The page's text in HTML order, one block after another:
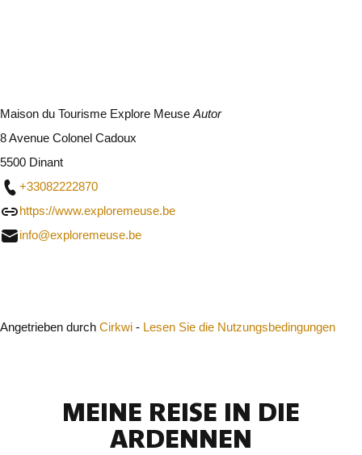
Maison du Tourisme Explore Meuse Autor
8 Avenue Colonel Cadoux
5500 Dinant
+33082222870
https://www.exploremeuse.be
info@exploremeuse.be
Angetrieben durch Cirkwi - Lesen Sie die Nutzungsbedingungen
MEINE REISE IN DIE
ARDENNEN